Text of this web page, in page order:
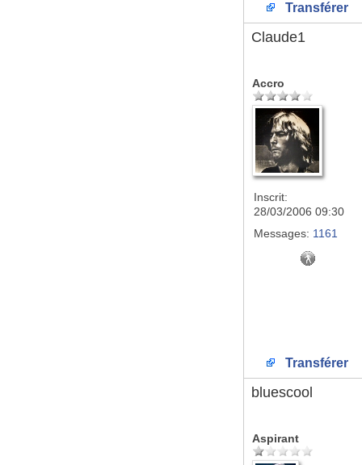
Transférer
Claude1
Accro
Inscrit:
28/03/2006 09:30
Messages: 1161
Transférer
bluescool
Aspirant